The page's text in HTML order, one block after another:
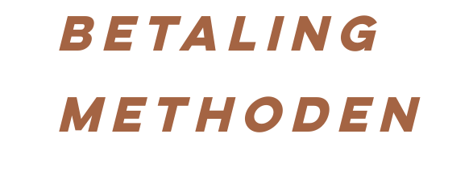
Betaling
Methoden